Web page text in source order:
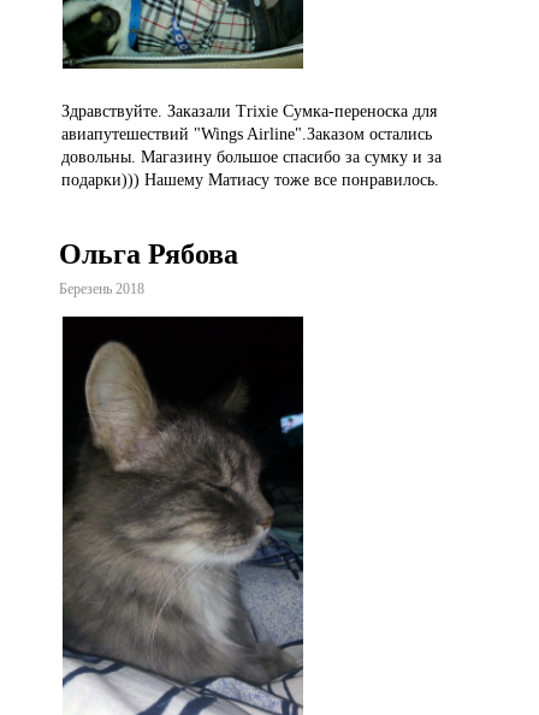
Здравствуйте. Заказали Trixie Сумка-переноска для
авиапутешествий "Wings Airline".Заказом остались
довольны. Магазину большое спасибо за сумку и за
подарки))) Нашему Матиасу тоже все понравилось.
Ольга Рябова
Березень 2018